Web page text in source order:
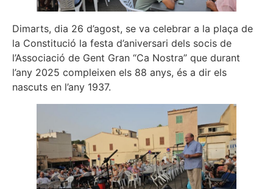
Dimarts, dia 26 d’agost, se va celebrar a la plaça de
la Constitució la festa d’aniversari dels socis de
l’Associació de Gent Gran “Ca Nostra” que durant
l’any 2025 compleixen els 88 anys, és a dir els
nascuts en l’any 1937.